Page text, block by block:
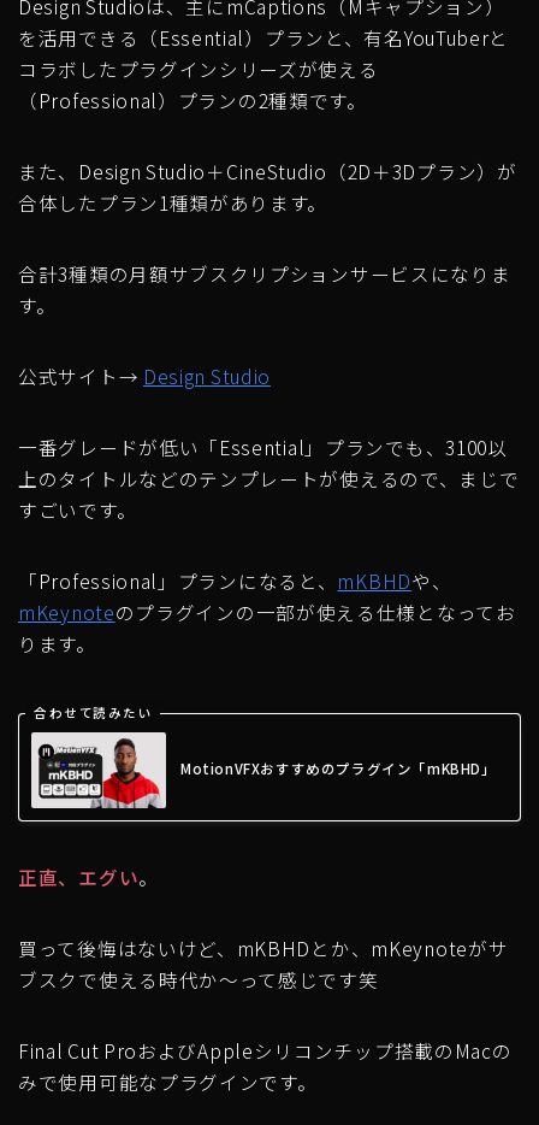
Design Studioは、主にmCaptions（Mキャプション）
を活用できる（Essential）プランと、有名YouTuberと
コラボしたプラグインシリーズが使える
（Professional）プランの2種類です。
また、Design Studio＋CineStudio（2D＋3Dプラン）が
合体したプラン1種類があります。
合計3種類の月額サブスクリプションサービスになりま
す。
公式サイト→ Design Studio
一番グレードが低い「Essential」プランでも、3100以
上のタイトルなどのテンプレートが使えるので、まじで
すごいです。
「Professional」プランになると、 mKBHDや、
mKeynoteのプラグインの一部が使える仕様となってお
ります。
合わせて読みたい
MotionVFXおすすめのプラグイン「mKBHD」
正直、エグい。
買って後悔はないけど、mKBHDとか、mKeynoteがサ
ブスクで使える時代か〜って感じです笑
Final Cut ProおよびAppleシリコンチップ搭載のMacの
みで使用可能なプラグインです。